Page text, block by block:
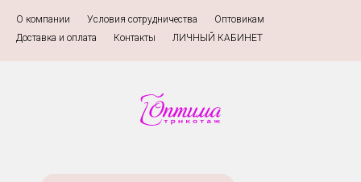
О компании Условия сотрудничества Оптовикам
Доставка и оплата
Контакты ЛИЧНЫЙ КАБИНЕТ